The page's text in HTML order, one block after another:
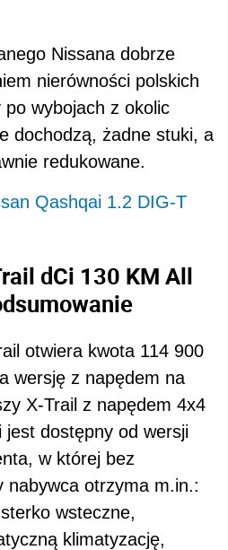
Nissana dobrze
nierówności polskich
wybojach z okolic
dochodzą, żadne stuki, a
redukowane.
Qashqai 1.2 DIG-T
dCi 130 KM All
otwiera kwota 114 900
wersję z napędem na
X-Trail z napędem 4x4
jest dostępny od wersji
w której bez
nabywca otrzyma m.in.:
wsteczne,
klimatyzację,